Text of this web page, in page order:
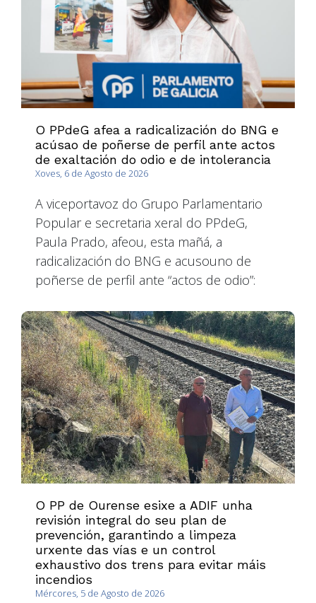
O PPdeG afea a radicalización do BNG e
acúsao de poñerse de perfil ante actos
de exaltación do odio e de intolerancia
Xoves, 6 de Agosto de 2026
A viceportavoz do Grupo Parlamentario
Popular e secretaria xeral do PPdeG,
Paula Prado, afeou, esta mañá, a
radicalización do BNG e acusouno de
poñerse de perfil ante “actos de odio”:
O PP de Ourense esixe a ADIF unha
revisión integral do seu plan de
prevención, garantindo a limpeza
urxente das vías e un control
exhaustivo dos trens para evitar máis
incendios
Mércores, 5 de Agosto de 2026